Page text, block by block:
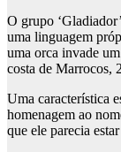
O grupo
uma linguagem
uma orca invade
costa de Marrocos,
Uma característica
homenagem ao
que ele parecia